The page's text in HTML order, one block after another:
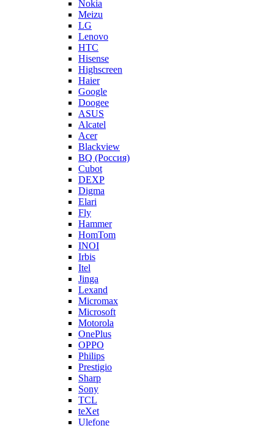
Nokia
Meizu
LG
Lenovo
HTC
Hisense
Highscreen
Haier
Google
Doogee
ASUS
Alcatel
Acer
Blackview
BQ (Россия)
Cubot
DEXP
Digma
Elari
Fly
Hammer
HomTom
INOI
Irbis
Itel
Jinga
Lexand
Micromax
Microsoft
Motorola
OnePlus
OPPO
Philips
Prestigio
Sharp
Sony
TCL
teXet
Ulefone